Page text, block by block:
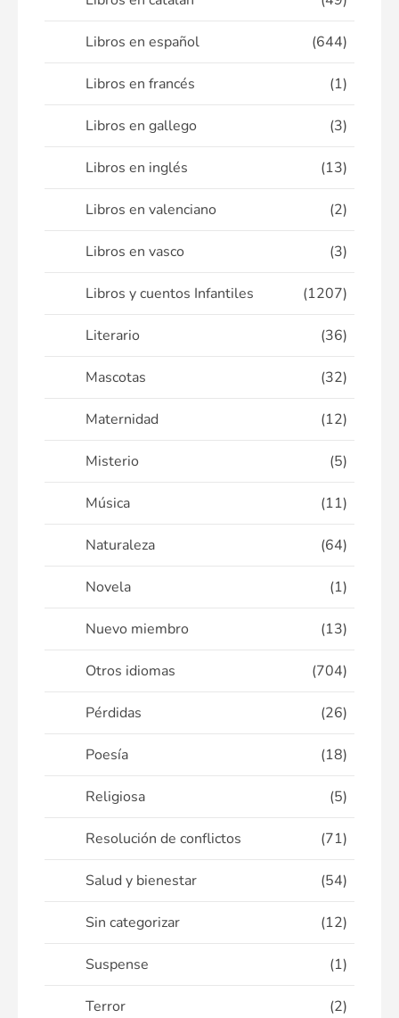
Libros en español (644)
Libros en francés (1)
Libros en gallego (3)
Libros en inglés (13)
Libros en valenciano (2)
Libros en vasco (3)
Libros y cuentos Infantiles (1207)
Literario (36)
Mascotas (32)
Maternidad (12)
Misterio (5)
Música (11)
Naturaleza (64)
Novela (1)
Nuevo miembro (13)
Otros idiomas (704)
Pérdidas (26)
Poesía (18)
Religiosa (5)
Resolución de conflictos (71)
Salud y bienestar (54)
Sin categorizar (12)
Suspense (1)
Terror (2)